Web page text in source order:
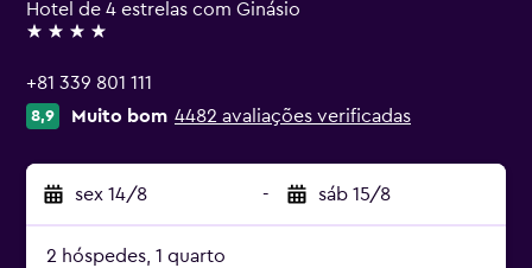
Hotel de 4 estrelas com Ginásio
4 estrelas
+81 339 801 111
8,9 Muito bom 4482 avaliações verificadas
sex 14/8 - sáb 15/8
2 hóspedes, 1 quarto